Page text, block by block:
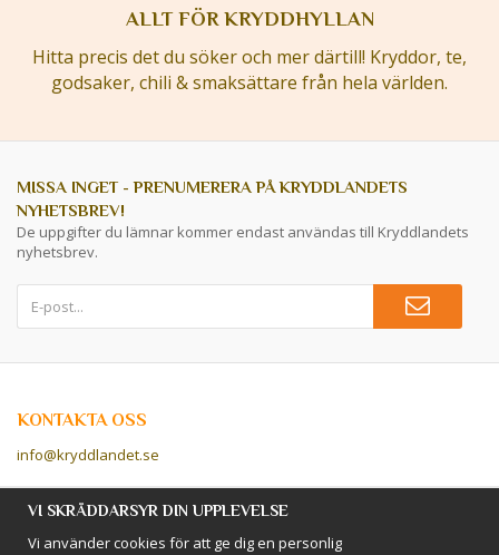
ALLT FÖR KRYDDHYLLAN
Hitta precis det du söker och mer därtill! Kryddor, te,
godsaker, chili & smaksättare från hela världen.
MISSA INGET - PRENUMERERA PÅ KRYDDLANDETS
NYHETSBREV!
De uppgifter du lämnar kommer endast användas till Kryddlandets
nyhetsbrev.
KONTAKTA OSS
info@kryddlandet.se
Följ oss på Facebook!
VI SKRÄDDARSYR DIN UPPLEVELSE
Vi använder cookies för att ge dig en personlig